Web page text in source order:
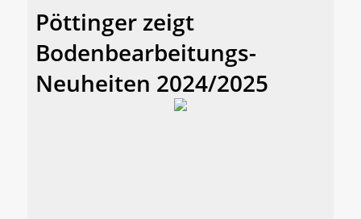
Pöttinger zeigt
Bodenbearbeitungs-
Neuheiten 2024/2025